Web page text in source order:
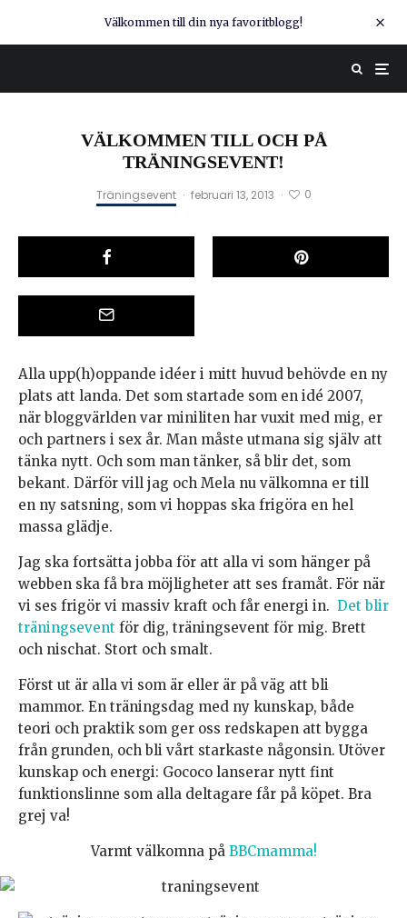
Välkommen till din nya favoritblogg!
VÄLKOMMEN TILL OCH PÅ
TRÄNINGSEVENT!
Träningsevent · februari 13, 2013 · 0
Alla upp(h)oppande idéer i mitt huvud behövde en ny
plats att landa. Det som startade som en idé 2007,
när bloggvärlden var miniliten har vuxit med mig, er
och partners i sex år. Man måste utmana sig själv att
tänka nytt. Och som man tänker, så blir det, som
bekant. Därför vill jag och Mela nu välkomna er till
en ny satsning, som vi hoppas ska frigöra en hel
massa glädje.
Jag ska fortsätta jobba för att alla vi som hänger på
webben ska få bra möjligheter att ses framåt. För när
vi ses frigör vi massiv kraft och får energi in. Det blir
träningsevent för dig, träningsevent för mig. Brett
och nischat. Stort och smalt.
Först ut är alla vi som är eller är på väg att bli
mammor. En träningsdag med ny kunskap, både
teori och praktik som ger oss redskapen att bygga
från grunden, och bli vårt starkaste någonsin. Utöver
kunskap och energi: Gococo lanserar nytt fint
funktionslinne som alla deltagare får på köpet. Bra
grej va!
Varmt välkomna påBBCmamma!